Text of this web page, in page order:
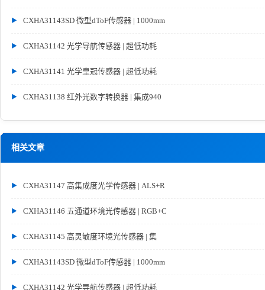
CXHA31143SD 微型dToF传感器 | 1000mm
CXHA31142 光学导航传感器 | 超低功耗
CXHA31141 光学皇冠传感器 | 超低功耗
CXHA31138 红外光数字转换器 | 集成940
相关文章
CXHA31147 高集成度光学传感器 | ALS+R
CXHA31146 五通道环境光传感器 | RGB+C
CXHA31145 高灵敏度环境光传感器 | 集
CXHA31143SD 微型dToF传感器 | 1000mm
CXHA31142 光学导航传感器 | 超低功耗